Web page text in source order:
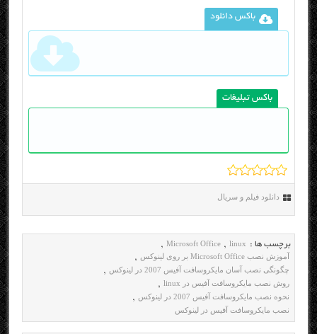
باکس دانلود
باکس تبلیغات
دانلود فیلم و سریال
برچسب ها : linux
,
Microsoft Office
,
آموزش نصب Microsoft Office بر روی لینوکس ,
چگونگی نصب آسان مایکروسافت آفیس 2007 در لینوکس ,
روش نصب مایکروسافت آفیس در linux ,
نحوه نصب مایکروسافت آفیس 2007 در لینوکس ,
نصب مایکروسافت آفیس در لینوکس